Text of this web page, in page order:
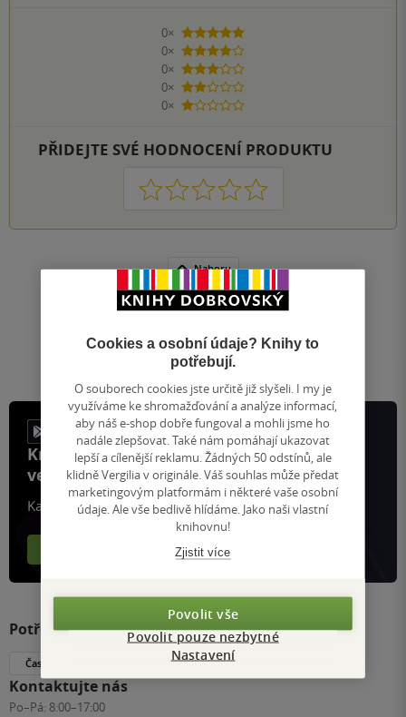
0×
5 hvězdiček
0×
4 hvězdičky
0×
3 hvězdičky
0×
2 hvězdičky
0×
1 hvezdička
PŘIDEJTE SVÉ HODNOCENÍ PRODUKTU
1 2 3 4 5
Nahoru
Zobrazeno 20 z 20
1
na
stránku
/ 1
Knihy, recenze a klubové výhody
ve vaší kapse a naší appce KDčko
Každý měsíc společně přečteme tisíce knih
Více o klubu
Potřebujete s něčím poradit?
Často kladené dotazy
Kontaktujte nás
Po–Pá: 8:00–17:00
Cookies a osobní údaje? Knihy to
potřebují.
O souborech cookies jste určitě již slyšeli. I my je
využíváme ke shromažďování a analýze informací,
aby náš e-shop dobře fungoval a mohli jsme ho
nadále zlepšovat. Také nám pomáhají ukazovat
lepší a cílenější reklamu. Žádných 50 odstínů, ale
klidně Vergilia v originále. Váš souhlas může předat
marketingovým platformám i některé vaše osobní
údaje. Ale vše bedlivě hlídáme. Jako naši vlastní
knihovnu!
Zjistit více
Povolit vše
Povolit pouze nezbytné
Nastavení